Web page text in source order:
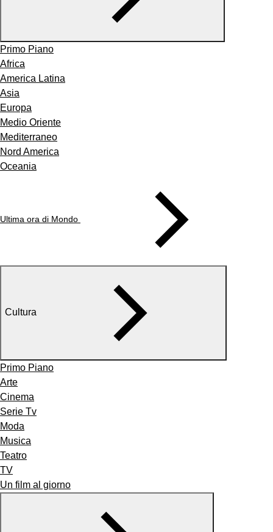
Primo Piano
Africa
America Latina
Asia
Europa
Medio Oriente
Mediterraneo
Nord America
Oceania
Ultima ora di Mondo
Cultura
Primo Piano
Arte
Cinema
Serie Tv
Moda
Musica
Teatro
TV
Un film al giorno